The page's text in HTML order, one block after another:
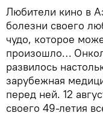
Любители кино в
болезни своего
чудо, которое
произошло…
развилось
зарубежная
перед ней. 12
своего 49-летия